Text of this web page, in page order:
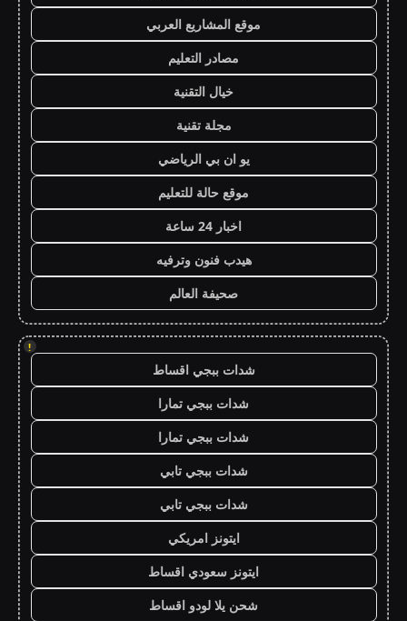
موقع المشاريع العربي
مصادر التعليم
خيال التقنية
مجلة تقنية
يو ان بي الرياضي
موقع حالة للتعليم
اخبار 24 ساعة
هيدب فنون وترفيه
صحيفة العالم
!
شدات ببجي اقساط
شدات ببجي تمارا
شدات ببجي تمارا
شدات ببجي تابي
شدات ببجي تابي
ايتونز امريكي
ايتونز سعودي اقساط
شحن يلا لودو اقساط